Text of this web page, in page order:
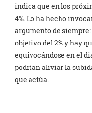
indica que en los
4%. Lo ha hecho
argumento de
objetivo del 2% y hay
equivocándose en el
podrían aliviar la
que actúa.